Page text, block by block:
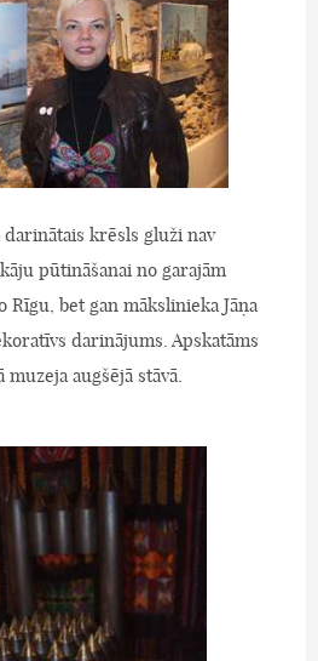
krēsls gluži nav
pūtināšanai no garajām
Rīgu, bet gan mākslinieka Jāņa
darinājums. Apskatāms
augšējā stāvā.